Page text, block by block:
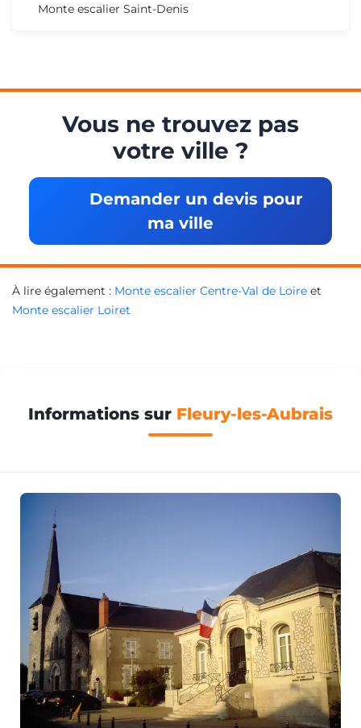
Monte escalier Saint-Denis
Vous ne trouvez pas
votre ville ?
Demander un devis pour
ma ville
À lire également : Monte escalier Centre-Val de Loire et
Monte escalier Loiret
Informations sur Fleury-les-Aubrais